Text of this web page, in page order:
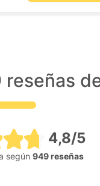
4,8/5
según 949 reseñas